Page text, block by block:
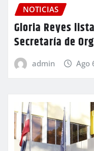
NOTICIAS
Gloria Reyes
Secretaría de
admin Ago